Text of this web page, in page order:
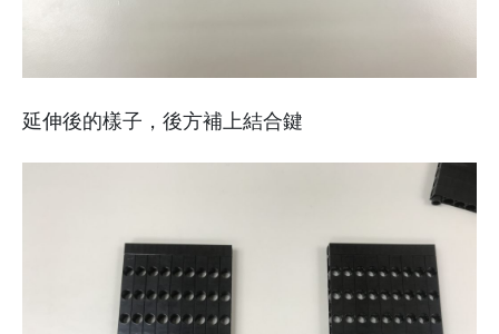
延伸後的樣子，後方補上結合鍵